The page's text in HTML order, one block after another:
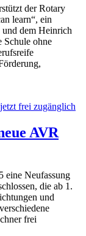
der Rotary
learn“, ein
dem Heinrich
Schule ohne
AVR
eine Neufassung
die ab 1.
und
frei